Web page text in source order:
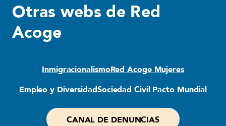
Otras webs de Red
Acoge
InmigracionalismoRed Acoge Mujeres
Empleo y DiversidadSociedad Civil Pacto Mundial
CANAL DE DENUNCIAS